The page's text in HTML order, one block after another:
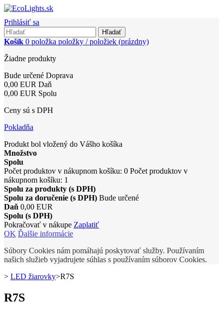
Prihlásiť sa
Hľadať
Košík 0 položka položky / položiek (prázdny)
Žiadne produkty
Bude určené Doprava
0,00 EUR Daň
0,00 EUR Spolu
Ceny sú s DPH
Pokladňa
Produkt bol vložený do Vášho košíka
Množstvo
Spolu
Počet produktov v nákupnom košíku: 0 Počet produktov v
nákupnom košíku: 1
Spolu za produkty (s DPH)
Spolu za doručenie (s DPH) Bude určené
Daň 0,00 EUR
Spolu (s DPH)
Pokračovať v nákupe Zaplatiť
OK Ďalšie informácie
Súbory Cookies nám pomáhajú poskytovať služby. Používaním
našich služieb vyjadrujete súhlas s používaním súborov Cookies.
> LED žiarovky>R7S
R7S